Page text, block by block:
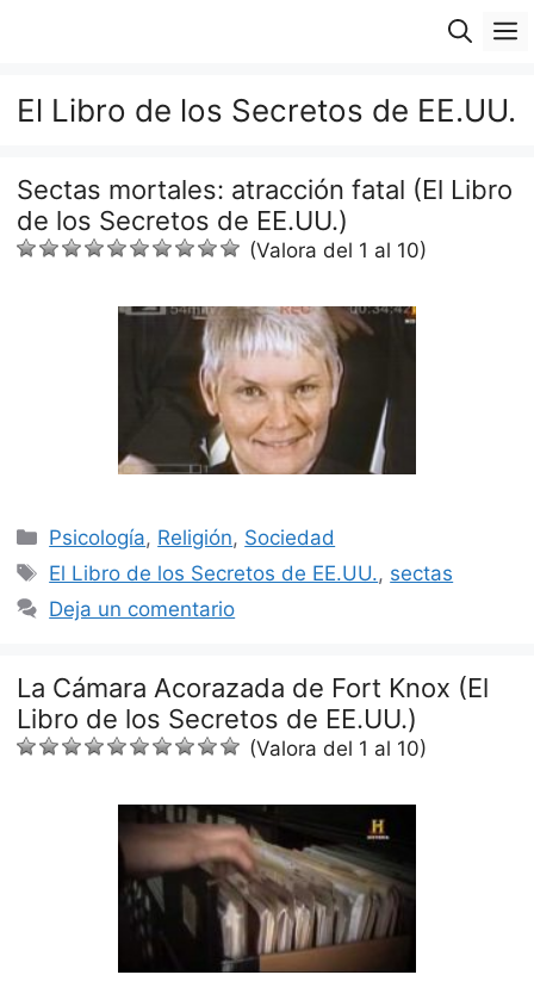
El Libro de los Secretos de EE.UU.
Sectas mortales: atracción fatal (El Libro
de los Secretos de EE.UU.)
(Valora del 1 al 10)
Categorías
Psicología, Religión, Sociedad
Etiquetas
El Libro de los Secretos de EE.UU., sectas
Deja un comentario
La Cámara Acorazada de Fort Knox (El
Libro de los Secretos de EE.UU.)
(Valora del 1 al 10)